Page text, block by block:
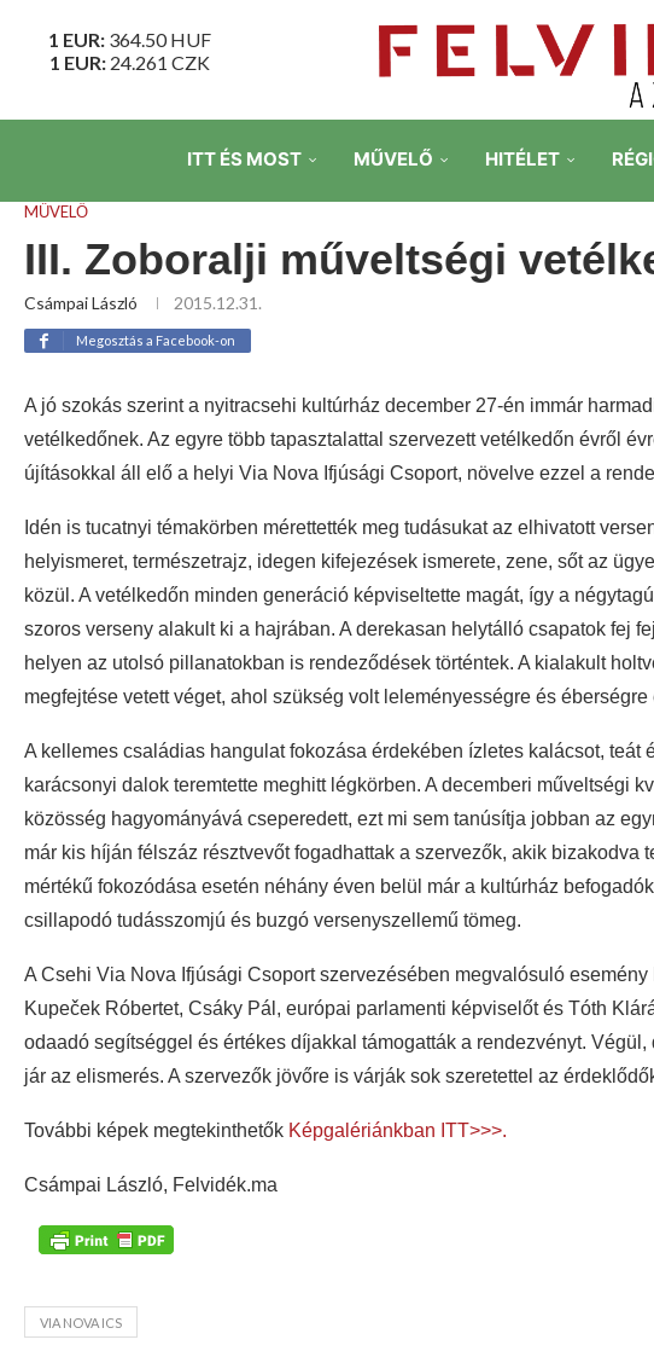
1 EUR: 364.50HUF
1 EUR: 24.261 CZK
ITT ÉS MOST MŰVELŐ HITÉLET
MŰVELŐ
III. Zoboralji műveltségi
Csámpai László 2015.12.31.
Megosztás a Facebook-on
A jó szokás szerint a nyitracsehi kultúrház december 27-én immár
vetélkedőnek. Az egyre több tapasztalattal szervezett vetélkedőn évről
újításokkal áll elő a helyi Via Nova Ifjúsági Csoport, növelve ezzel a
Idén is tucatnyi témakörben mérettették meg tudásukat az elhivatott
helyismeret, természetrajz, idegen kifejezések ismerete, zene, sőt az
közül. A vetélkedőn minden generáció képviseltette magát, így a
szoros verseny alakult ki a hajrában. A derekasan helytálló csapatok fej
helyen az utolsó pillanatokban is rendeződések történtek. A kialakult
megfejtése vetett véget, ahol szükség volt leleményességre és éberségre
A kellemes családias hangulat fokozása érdekében ízletes kalácsot, teát
karácsonyi dalok teremtette meghitt légkörben. A decemberi műveltségi
közösség hagyományává cseperedett, ezt mi sem tanúsítja jobban az
már kis híján félszáz résztvevőt fogadhattak a szervezők, akik
mértékű fokozódása esetén néhány éven belül már a kultúrház
csillapodó tudásszomjú és buzgó versenyszellemű tömeg.
A Csehi Via Nova Ifjúsági Csoport szervezésében megvalósuló
Kupeček Róbertet, Csáky Pál, európai parlamenti képviselőt és Tóth
odaadó segítséggel és értékes díjakkal támogatták a rendezvényt.
jár az elismerés. A szervezők jövőre is várják sok szeretettel az
További képek megtekinthetők Képgalériánkban ITT>>>.
Csámpai László, Felvidék.ma
VIA NOVA ICS